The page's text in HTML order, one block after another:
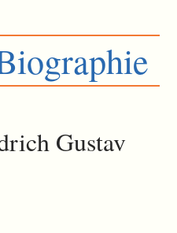
Gustav